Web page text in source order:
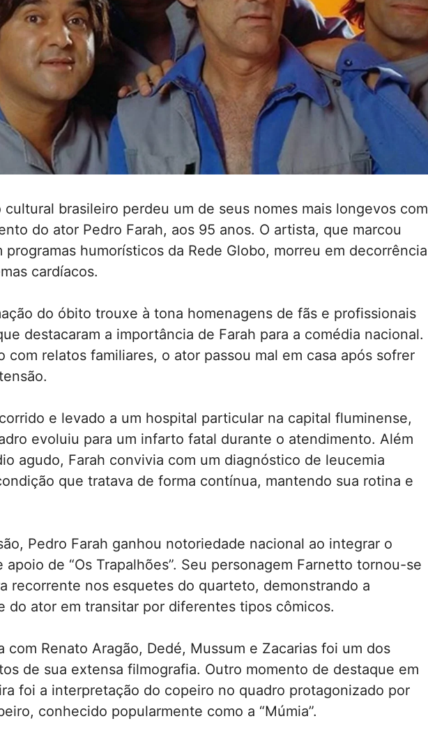
cultural brasileiro perdeu um de seus nomes mais longevos com
do ator Pedro Farah, aos 95 anos. O artista, que marcou
programas humorísticos da Rede Globo, morreu em decorrência
cardíacos.
do óbito trouxe à tona homenagens de fãs e profissionais
destacaram a importância de Farah para a comédia nacional.
com relatos familiares, o ator passou mal em casa após sofrer
e levado a um hospital particular na capital fluminense,
evoluiu para um infarto fatal durante o atendimento. Além
agudo, Farah convivia com um diagnóstico de leucemia
que tratava de forma contínua, mantendo sua rotina e
Pedro Farah ganhou notoriedade nacional ao integrar o
apoio de “Os Trapalhões”. Seu personagem Farnetto tornou-se
recorrente nos esquetes do quarteto, demonstrando a
do ator em transitar por diferentes tipos cômicos.
com Renato Aragão, Dedé, Mussum e Zacarias foi um dos
de sua extensa filmografia. Outro momento de destaque em
foi a interpretação do copeiro no quadro protagonizado por
conhecido popularmente como a “Múmia”.